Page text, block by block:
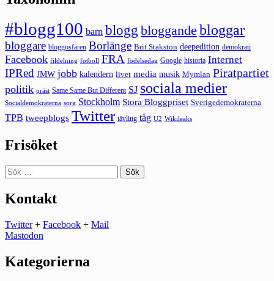
#blogg100 barn blogg bloggande bloggar
bloggare bloggosfären Borlänge Brit Stakston deepedition demokrati
Facebook fildelning fotboll FRA födelsedag Google historia Internet
IPRed JMW jobb kalendern livet media musik Mymlan Piratpartiet
politik präst Same Same But Different SJ sociala medier
Socialdemokraterna sorg Stockholm Stora Bloggpriset Sverigedemokraterna
TPB tweepblogs Twitter tävling tåg U2 Wikileaks
Frisöket
Sök
efter:
Kontakt
Twitter+ Facebook + Mail
Mastodon
Kategorierna